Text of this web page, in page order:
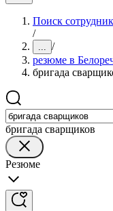
Поиск
/
... /
резюме в
бригада
бригада сварщиков
Резюме